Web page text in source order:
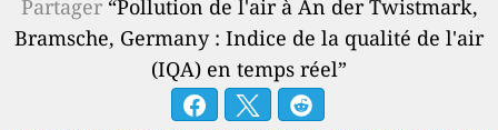
Partager“Pollution de l'air à An der Twistmark,
Bramsche, Germany : Indice de la qualité de l'air
(IQA) en temps réel”